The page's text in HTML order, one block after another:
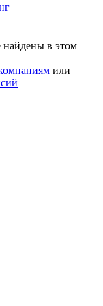
в этом
или